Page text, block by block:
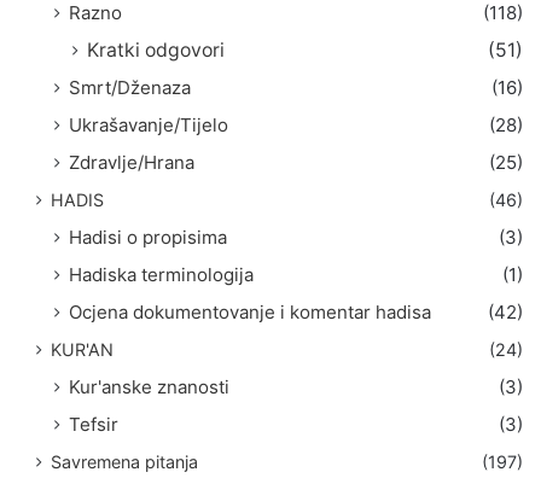
Razno
(118)
Kratki odgovori
(51)
Smrt/Dženaza
(16)
Ukrašavanje/Tijelo
(28)
Zdravlje/Hrana
(25)
HADIS (46)
Hadisi o propisima
(3)
Hadiska terminologija
(1)
Ocjena dokumentovanje i komentar hadisa
(42)
KUR'AN (24)
Kur'anske znanosti
(3)
Tefsir
(3)
Savremena pitanja
(197)